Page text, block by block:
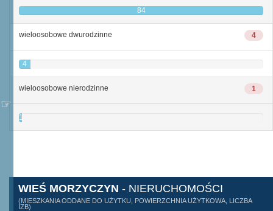
84
4
wieloosobowe dwurodzinne
4
1
wieloosobowe nierodzinne
1
WIEŚ MORZYCZYN - NIERUCHOMOŚCI
(MIESZKANIA ODDANE DO UŻYTKU, POWIERZCHNIA UŻYTKOWA, LICZBA
IZB)